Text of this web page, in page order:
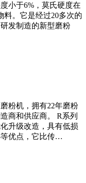
小于6%，莫氏硬度在
料。它是经过20多次的
发制造的新型磨粉
粉机，拥有22年磨粉
商和供应商。 R系列
升级改造，具有低损
优点，它比传…